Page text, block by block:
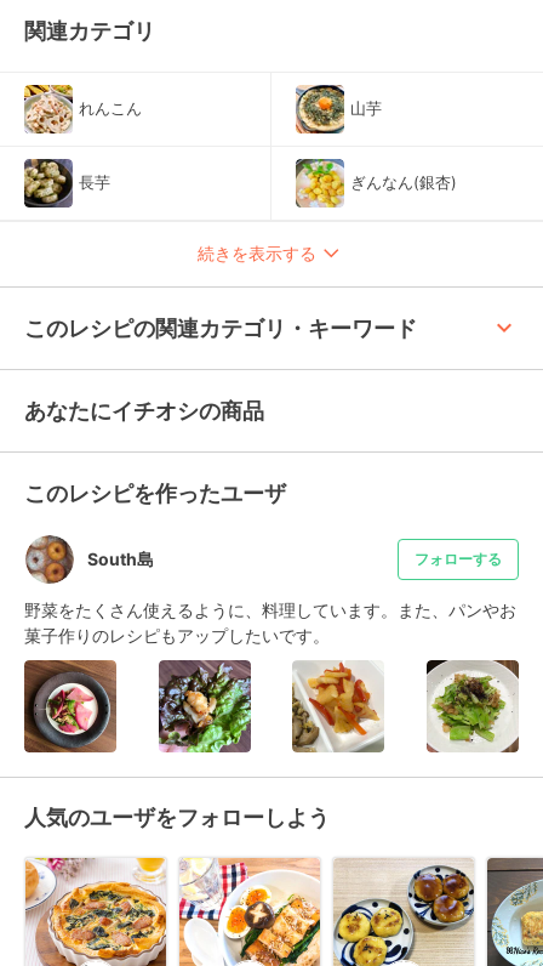
関連カテゴリ
れんこん 山芋
長芋 ぎんなん(銀杏)
続きを表示する
このレシピの関連カテゴリ・キーワード keyboard_arrow_up
あなたにイチオシの商品
このレシピを作ったユーザ
South島 フォローする
野菜をたくさん使えるように、料理しています。また、パンやお
菓子作りのレシピもアップしたいです。
人気のユーザをフォローしよう